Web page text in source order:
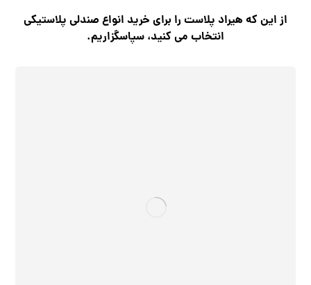
از این که هیراد پلاست را برای خرید انواع صندلی پلاستیکی
انتخاب می کنید، سپاسگزاریم.